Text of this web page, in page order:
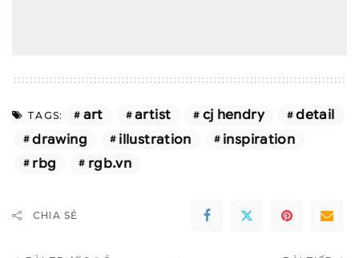
TAGS: art artist cj hendry
detail
drawing
illustration
inspiration
rbg
rgb.vn
CHIA SẺ